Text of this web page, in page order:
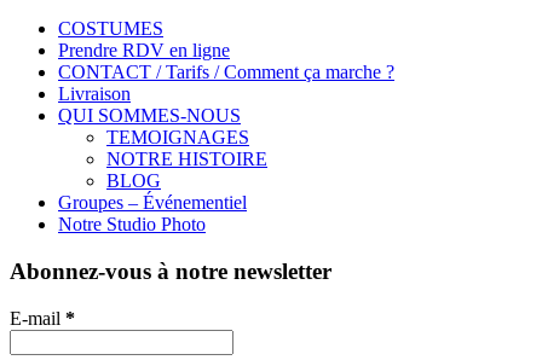
COSTUMES
Prendre RDV en ligne
CONTACT / Tarifs / Comment ça marche ?
Livraison
QUI SOMMES-NOUS
TEMOIGNAGES
NOTRE HISTOIRE
BLOG
Groupes – Événementiel
Notre Studio Photo
Abonnez-vous à notre newsletter
E-mail *